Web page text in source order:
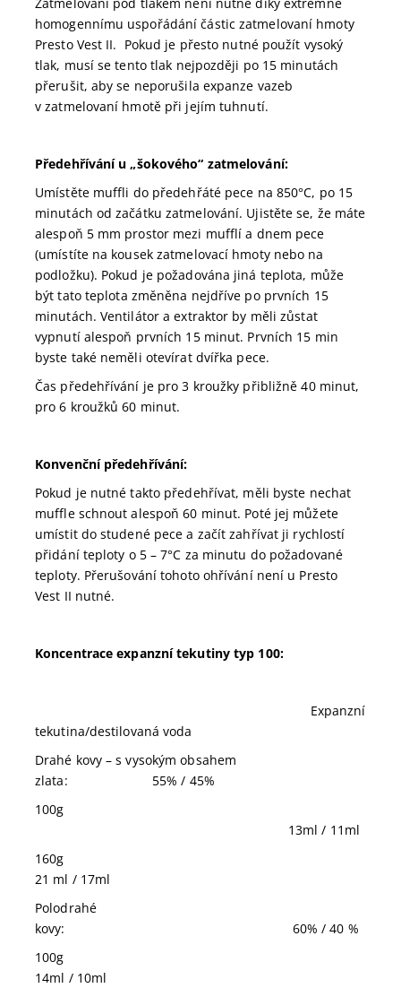
homogennímu uspořádání částic zatmelovaní hmoty
Presto Vest II. Pokud je přesto nutné použít vysoký
tlak, musí se tento tlak nejpozději po 15 minutách
přerušit, aby se neporušila expanze vazeb
v zatmelovaní hmotě při jejím tuhnutí.
Předehřívání u „šokového“ zatmelování:
Umístěte muffli do předehřáté pece na 850°C, po 15
minutách od začátku zatmelování. Ujistěte se, že máte
alespoň 5 mm prostor mezi mufflí a dnem pece
(umístíte na kousek zatmelovací hmoty nebo na
podložku). Pokud je požadována jiná teplota, může
být tato teplota změněna nejdříve po prvních 15
minutách. Ventilátor a extraktor by měli zůstat
vypnutí alespoň prvních 15 minut. Prvních 15 min
byste také neměli otevírat dvířka pece.
Čas předehřívání je pro 3 kroužky přibližně 40 minut,
pro 6 kroužků 60 minut.
Konvenční předehřívání:
Pokud je nutné takto předehřívat, měli byste nechat
muffle schnout alespoň 60 minut. Poté jej můžete
umístit do studené pece a začít zahřívat ji rychlostí
přidání teploty o 5 – 7°C za minutu do požadované
teploty. Přerušování tohoto ohřívání není u Presto
Vest II nutné.
Koncentrace expanzní tekutiny typ 100:
Expanzní
tekutina/destilovaná voda
Drahé kovy – s vysokým obsahem
zlata:
55% / 45%
100g
13ml / 11ml
160g
21 ml / 17ml
Polodrahé
kovy:
60% / 40 %
100g
14ml / 10ml